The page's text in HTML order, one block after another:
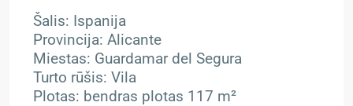
Šalis: Ispanija
Provincija: Alicante
Miestas: Guardamar del Segura
Turto rūšis: Vila
Plotas: bendras plotas 117 m²